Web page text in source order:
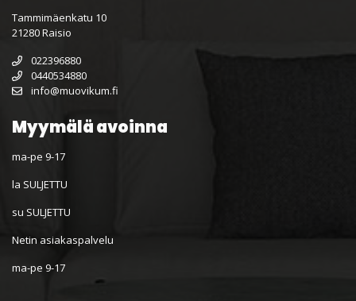
Tammimäenkatu 10
21280 Raisio
022396880
0440534880
info@muovikum.fi
Myymälä avoinna
ma-pe 9-17
la SULJETTU
su SULJETTU
Netin asiakaspalvelu
ma-pe 9-17